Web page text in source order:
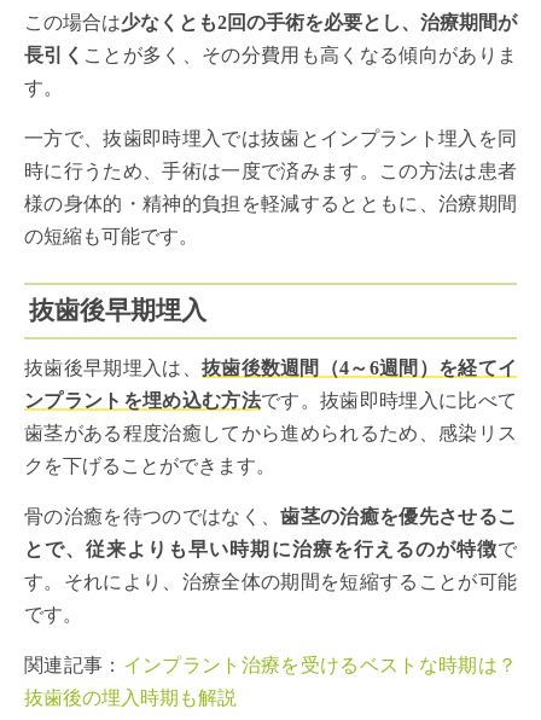
この場合は少なくとも2回の手術を必要とし、治療期間が
長引く ことが多く、その分費用も高くなる傾向がありま
す。
一方で、抜歯即時埋入では抜歯とインプラント埋入を同
時に行うため、手術は一度で済みます。この方法は患者
様の身体的・精神的負担を軽減するとともに、治療期間
の短縮も可能です。
抜歯後早期埋入
抜歯後早期埋入は、 抜歯後数週間（4～6週間）を経てイ
ンプラントを埋め込む方法です。抜歯即時埋入に比べて
歯茎がある程度治癒してから進められるため、感染リス
クを下げることができます。
骨の治癒を待つのではなく、歯茎の治癒を優先させるこ
とで、従来よりも早い時期に治療を行えるのが特徴で
す。それにより、治療全体の期間を短縮することが可能
です。
関連記事： インプラント治療を受けるベストな時期は？
抜歯後の埋入時期も解説